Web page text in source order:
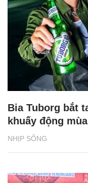
NHỊP SỐNG
Bia Tuborg bắt
khuấy động